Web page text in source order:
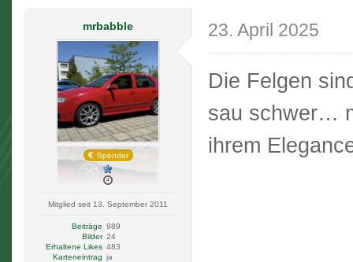
mrbabble
Spender
Mitglied seit 13. September 2011
Beiträge 989
Bilder 24
Erhaltene Likes 483
Karteneintrag ja
23. April 2025
Die Felgen
sau schwer…
ihrem